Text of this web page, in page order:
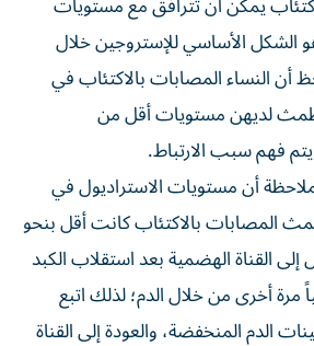
الشكل الأساسي للإستروجين خلال
النساء المصابات بالاكتئاب في
لديهن مستويات أقل من
فهم سبب الارتباط.
أن مستويات الاستراديول في
المصابات بالاكتئاب كانت أقل بنحو
إلى القناة الهضمية بعد استقلاب الكبد
مرة أخرى من خلال الدم؛ لذلك اتبع
الدم المنخفضة، والعودة إلى القناة